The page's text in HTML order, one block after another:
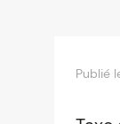
Publié